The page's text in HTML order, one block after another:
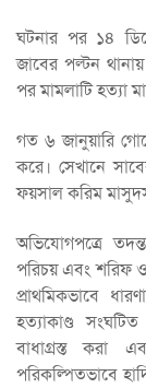
ঘটনার পর ১৪
জাবের পল্টন
পর মামলাটি হত্যা
গত ৬ জানুয়ারি
করে। সেখানে
ফয়সাল করিম
অভিযোগপত্রে
পরিচয় এবং শরিফ
প্রাথমিকভাবে
হত্যাকাণ্ড
বাধাগ্রস্ত করা
পরিকল্পিতভাবে